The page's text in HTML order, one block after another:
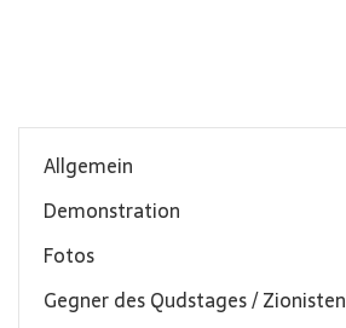
Allgemein
Demonstration
Fotos
Gegner des Qudstages / Zionisten